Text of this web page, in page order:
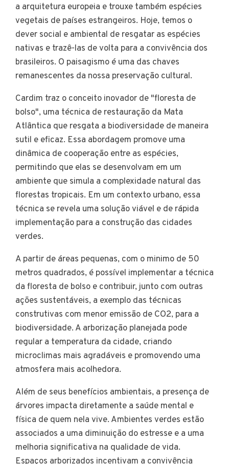
a arquitetura europeia e trouxe também espécies
vegetais de países estrangeiros. Hoje, temos o
dever social e ambiental de resgatar as espécies
nativas e trazê-las de volta para a convivência dos
brasileiros. O paisagismo é uma das chaves
remanescentes da nossa preservação cultural.
Cardim traz o conceito inovador de "floresta de
bolso", uma técnica de restauração da Mata
Atlântica que resgata a biodiversidade de maneira
sutil e eficaz. Essa abordagem promove uma
dinâmica de cooperação entre as espécies,
permitindo que elas se desenvolvam em um
ambiente que simula a complexidade natural das
florestas tropicais. Em um contexto urbano, essa
técnica se revela uma solução viável e de rápida
implementação para a construção das cidades
verdes.
A partir de áreas pequenas, com o minimo de 50
metros quadrados, é possível implementar a técnica
da floresta de bolso e contribuir, junto com outras
ações sustentáveis, a exemplo das técnicas
construtivas com menor emissão de CO2, para a
biodiversidade. A arborização planejada pode
regular a temperatura da cidade, criando
microclimas mais agradáveis e promovendo uma
atmosfera mais acolhedora.
Além de seus benefícios ambientais, a presença de
árvores impacta diretamente a saúde mental e
física de quem nela vive. Ambientes verdes estão
associados a uma diminuição do estresse e a uma
melhoria significativa na qualidade de vida.
Espaços arborizados incentivam a convivência